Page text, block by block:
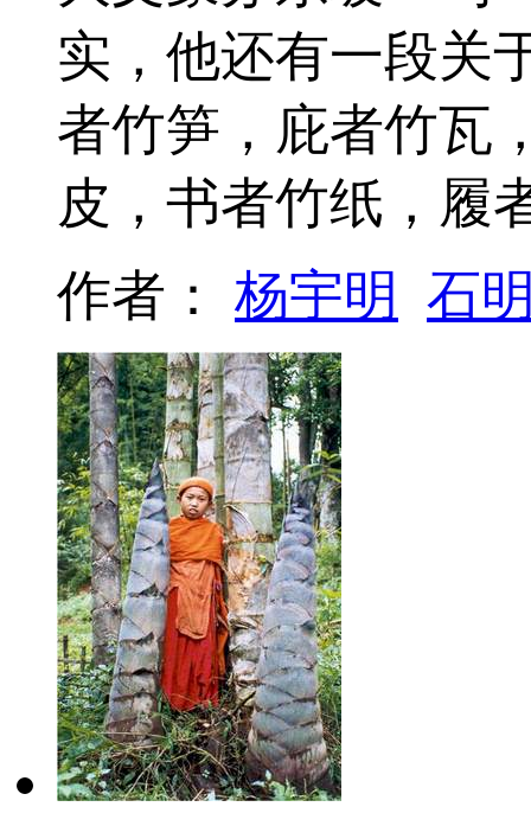
实，他还有一段关
者竹笋，庇者竹瓦
皮，书者竹纸，
作者： 杨宇明 石